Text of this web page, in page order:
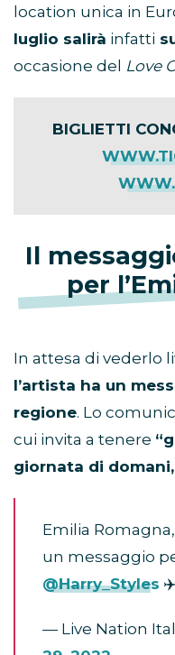
location unica in
luglio salirà infatti
occasione del Love
BIGLIETTI
Il
per
In attesa di vederlo
l’artista ha un
regione. Lo
cui invita a tenere
giornata di
Emilia
un messaggio
@Harry_Styles ✈️
— Live Nation